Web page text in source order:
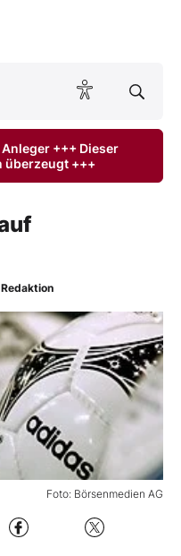
ONLINE lesen
+++ Dieser
überzeugt +++
Foto: Börsenmedien AG